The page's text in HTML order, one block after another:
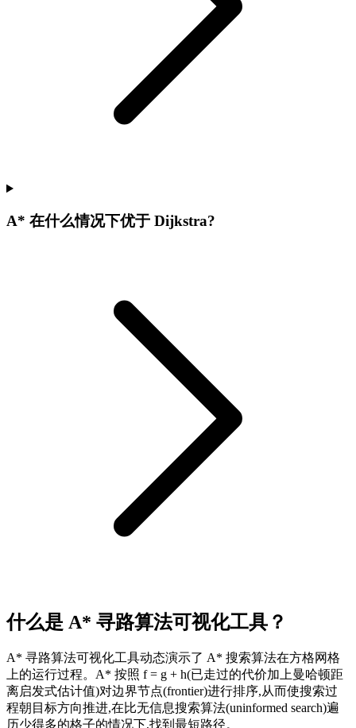
A* 在什么情况下优于 Dijkstra?
什么是 A* 寻路算法可视化工具？
A* 寻路算法可视化工具动态演示了 A* 搜索算法在方格网格
上的运行过程。A* 按照 f = g + h(已走过的代价加上曼哈顿距
离启发式估计值)对边界节点(frontier)进行排序,从而使搜索过
程朝目标方向推进,在比无信息搜索算法(uninformed search)遍
历少得多的格子的情况下,找到最短路径。